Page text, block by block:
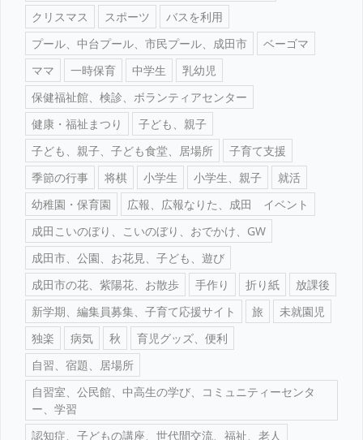
クリスマス
スポーツ
バスを利用
プール、中台プール、市民プール、成田市
ベーゴマ
ママ
一時保育 中学生
乳幼児
保健福祉館、検診、ボランティアセンター
健康・福祉まつり
子ども、親子
子ども、親子、子ども食堂、居場所
子育て支援
季節の行事
将棋 小学生 小学生、親子
就活
幼稚園・保育園
広報、広報なりた、成田 イベント
成田こいのぼり、こいのぼり、おでかけ、GW
成田市、公園、お花見、子ども、遊び
成田市の花、紫陽花、お散歩
手作り 折り紙
放課後
新学期、編集員募集、子育て応援サイト
旅
未就園児
独楽
病気 秋
育児グッズ、便利
自習、宿題、居場所
自習室、公民館、中高生の学び、コミュニティーセンタ
ー、学習
認知症、子どもの講座、世代間交流、福祉、老人